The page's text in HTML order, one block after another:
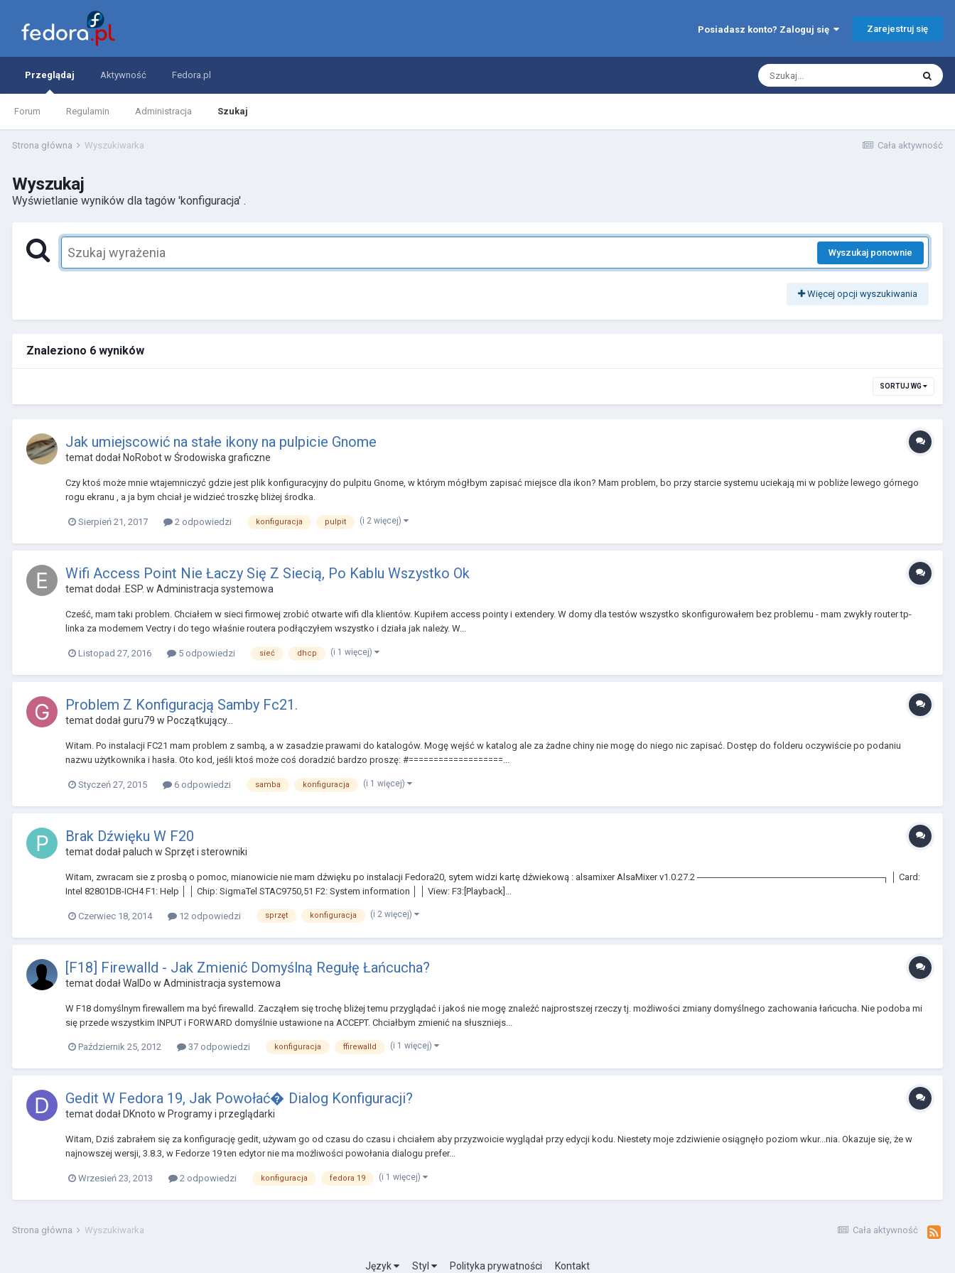
Posiadasz konto? Zaloguj się Zarejestruj się
Przeglądaj
Forum Regulamin Administracja Szukaj
Aktywność Fedora.pl
Cała aktywność
Strona główna Wyszukiwarka
Wyszukaj
Wyświetlanie wyników dla tagów 'konfiguracja' .
Wyszukaj ponownie
Więcej opcji wyszukiwania
Znaleziono 6 wyników
SORTUJ WG
Jak umiejscowić na stałe ikony na pulpicie Gnome
temat dodał NoRobotw Środowiska graficzne
Czy ktoś może mnie wtajemniczyć gdzie jest plik konfiguracyjny do pulpitu Gnome, w którym mógłbym zapisać miejsce dla ikon? Mam problem, bo przy starcie systemu uciekają mi w pobliże lewego górnego
rogu ekranu , a ja bym chciał je widzieć troszkę bliżej środka.
Sierpień 21, 2017 2 odpowiedzi konfiguracja pulpit (i 2 więcej)
Wifi Access Point Nie Łaczy Się Z Siecią, Po Kablu Wszystko Ok
temat dodał .ESP. w Administracja systemowa
Cześć, mam taki problem. Chciałem w sieci firmowej zrobić otwarte wifi dla klientów. Kupiłem access pointy i extendery. W domy dla testów wszystko skonfigurowałem bez problemu - mam zwykły router tp-
linka za modemem Vectry i do tego właśnie routera podłączyłem wszystko i działa jak należy. W...
Listopad 27, 2016 5 odpowiedzi sieć dhcp (i 1 więcej)
Problem Z Konfiguracją Samby Fc21.
temat dodałguru79 w Początkujący...
Witam. Po instalacji FC21 mam problem z sambą, a w zasadzie prawami do katalogów. Mogę wejść w katalog ale za żadne chiny nie mogę do niego nic zapisać. Dostęp do folderu oczywiście po podaniu
nazwu użytkownika i hasła. Oto kod, jeśli ktoś może coś doradzić bardzo proszę: #===================...
Styczeń 27, 2015 6 odpowiedzi samba konfiguracja (i 1 więcej)
Brak Dźwięku W F20
temat dodałpaluch w Sprzęt i sterowniki
Witam, zwracam sie z prosbą o pomoc, mianowicie nie mam dźwięku po instalacji Fedora20, sytem widzi kartę dźwiekową : alsamixer AlsaMixer v1.0.27.2 ─────────────────────────────┐ │ Card:
Intel 82801DB-ICH4 F1: Help │ │ Chip: SigmaTel STAC9750,51 F2: System information │ │ View: F3:[Playback]...
Czerwiec 18, 2014 12 odpowiedzi sprzęt konfiguracja (i 2 więcej)
[F18] Firewalld - Jak Zmienić Domyślną Regułę Łańcucha?
temat dodałWalDo w Administracja systemowa
W F18 domyślnym firewallem ma być firewalld. Zacząłem się trochę bliżej temu przyglądać i jakoś nie mogę znaleźć najprostszej rzeczy tj. możliwości zmiany domyślnego zachowania łańcucha. Nie podoba mi
się przede wszystkim INPUT i FORWARD domyślnie ustawione na ACCEPT. Chciałbym zmienić na słuszniejs...
Październik 25, 2012 37 odpowiedzi konfiguracja ffirewalld (i 1 więcej)
Gedit W Fedora 19, Jak Powołać� Dialog Konfiguracji?
temat dodał DKnoto w Programy i przeglądarki
Witam, Dziś zabrałem się za konfigurację gedit, używam go od czasu do czasu i chciałem aby przyzwoicie wyglądał przy edycji kodu. Niestety moje zdziwienie osiągnęło poziom wkur...nia. Okazuje się, że w
najnowszej wersji, 3.8.3, w Fedorze 19 ten edytor nie ma możliwości powołania dialogu prefer...
Wrzesień 23, 2013 2 odpowiedzi konfiguracja fedora 19 (i 1 więcej)
Cała aktywność
Strona główna Wyszukiwarka
Język Styl Polityka prywatności Kontakt